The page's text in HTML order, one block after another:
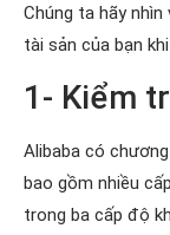
Chúng ta hãy
tài sản của bạn
1- Kiểm
Alibaba có
bao gồm nhiều
trong ba cấp độ